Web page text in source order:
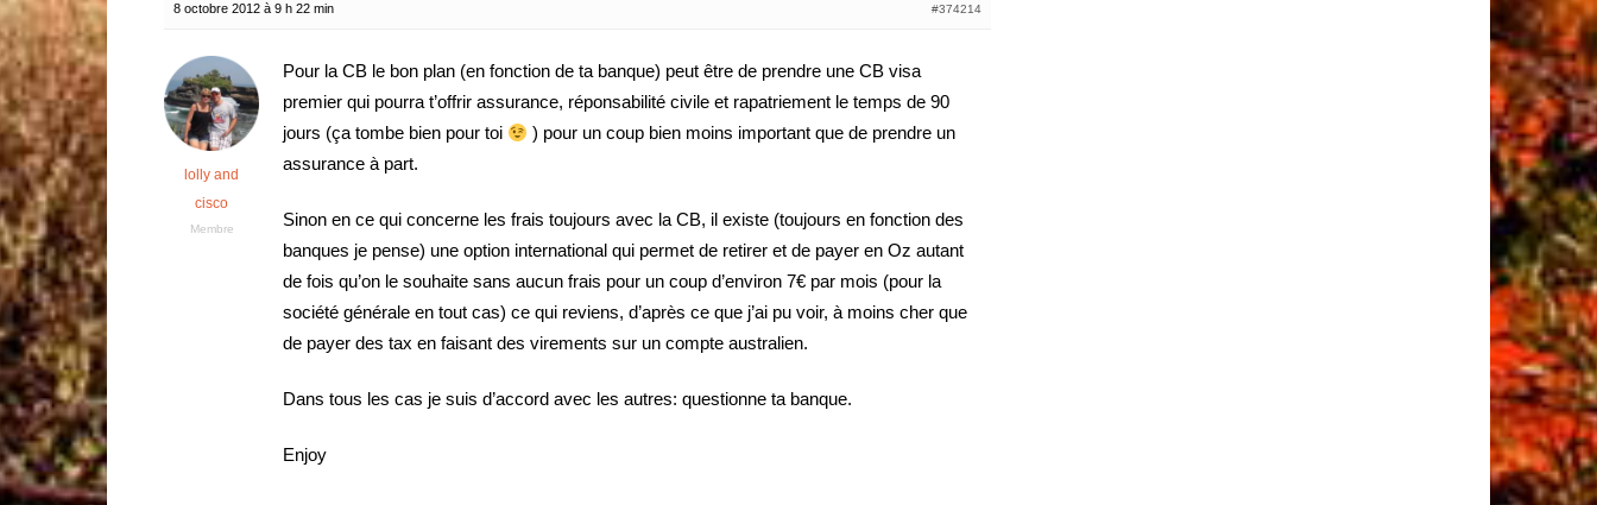
8 octobre 2012 à 9 h 22 min #374214
lolly and
cisco
Membre
Pour la CB le bon plan (en fonction de ta banque) peut être de prendre une CB visa
premier qui pourra t’offrir assurance, réponsabilité civile et rapatriement le temps de 90
jours (ça tombe bien pour toi
) pour un coup bien moins important que de prendre un
assurance à part.
Sinon en ce qui concerne les frais toujours avec la CB, il existe (toujours en fonction des
banques je pense) une option international qui permet de retirer et de payer en Oz autant
de fois qu’on le souhaite sans aucun frais pour un coup d’environ 7€ par mois (pour la
société générale en tout cas) ce qui reviens, d’après ce que j’ai pu voir, à moins cher que
de payer des tax en faisant des virements sur un compte australien.
Dans tous les cas je suis d’accord avec les autres: questionne ta banque.
Enjoy